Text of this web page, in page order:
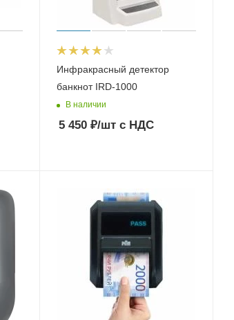
Инфракрасный детектор
банкнот IRD-1000
В наличии
5 450₽/штс НДС